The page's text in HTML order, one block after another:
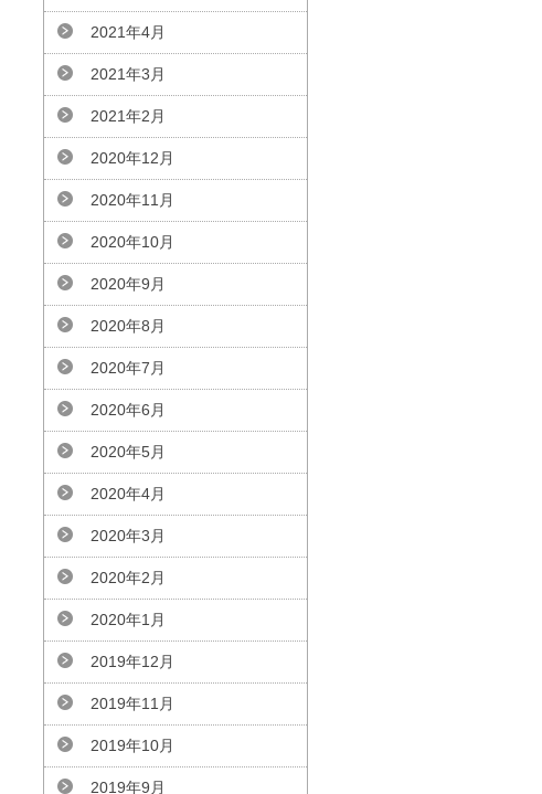
2021年4月
2021年3月
2021年2月
2020年12月
2020年11月
2020年10月
2020年9月
2020年8月
2020年7月
2020年6月
2020年5月
2020年4月
2020年3月
2020年2月
2020年1月
2019年12月
2019年11月
2019年10月
2019年9月